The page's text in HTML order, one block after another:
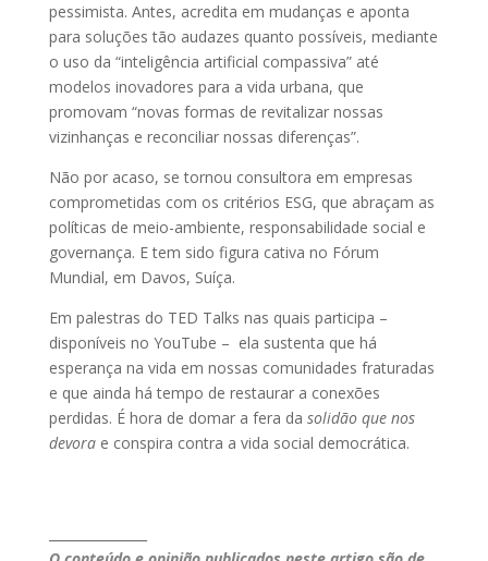
pessimista. Antes, acredita em mudanças e aponta
para soluções tão audazes quanto possíveis, mediante
o uso da “inteligência artificial compassiva” até
modelos inovadores para a vida urbana, que
promovam “novas formas de revitalizar nossas
vizinhanças e reconciliar nossas diferenças”.
Não por acaso, se tornou consultora em empresas
comprometidas com os critérios ESG, que abraçam as
políticas de meio-ambiente, responsabilidade social e
governança. E tem sido figura cativa no Fórum
Mundial, em Davos, Suíça.
Em palestras do TED Talks nas quais participa –
disponíveis no YouTube – ela sustenta que há
esperança na vida em nossas comunidades fraturadas
e que ainda há tempo de restaurar a conexões
perdidas. É hora de domar a fera da solidão que nos
devora e conspira contra a vida social democrática.